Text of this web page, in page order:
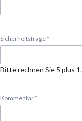
Pflichtfeld
Sicherheitsfrage*
Bitte rechnen Sie 5 plus 1.
Pflichtfeld
Kommentar*